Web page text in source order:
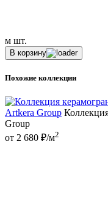
м шт.
В корзину
Похожие коллекции
Artkera Group
Group
от 2 680 ₽/м2